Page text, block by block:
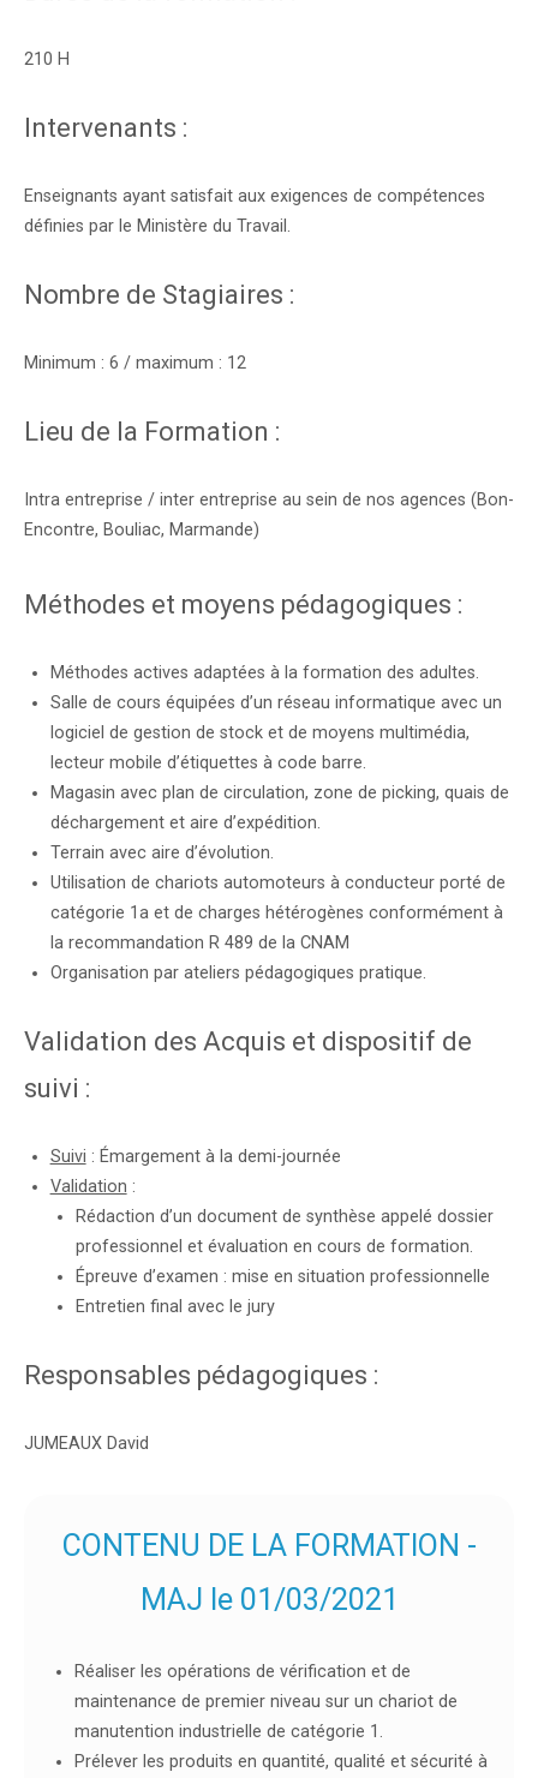
210 H
Intervenants :
Enseignants ayant satisfait aux exigences de compétences
définies par le Ministère du Travail.
Nombre de Stagiaires :
Minimum : 6 / maximum : 12
Lieu de la Formation :
Intra entreprise / inter entreprise au sein de nos agences (Bon-
Encontre, Bouliac, Marmande)
Méthodes et moyens pédagogiques :
Méthodes actives adaptées à la formation des adultes.
Salle de cours équipées d’un réseau informatique avec un
logiciel de gestion de stock et de moyens multimédia,
lecteur mobile d’étiquettes à code barre.
Magasin avec plan de circulation, zone de picking, quais de
déchargement et aire d’expédition.
Terrain avec aire d’évolution.
Utilisation de chariots automoteurs à conducteur porté de
catégorie 1a et de charges hétérogènes conformément à
la recommandation R 489 de la CNAM
Organisation par ateliers pédagogiques pratique.
Validation des Acquis et dispositif de
suivi :
Suivi : Émargement à la demi-journée
Validation :
Rédaction d’un document de synthèse appelé dossier
professionnel et évaluation en cours de formation.
Épreuve d’examen : mise en situation professionnelle
Entretien final avec le jury
Responsables pédagogiques :
JUMEAUX David
CONTENU DE LA FORMATION -
MAJ le 01/03/2021
Réaliser les opérations de vérification et de
maintenance de premier niveau sur un chariot de
manutention industrielle de catégorie 1.
Prélever les produits en quantité, qualité et sécurité à